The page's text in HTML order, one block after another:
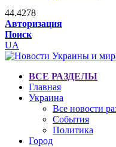
44.4278
Авторизация
Поиск
UA
ВСЕ РАЗДЕЛЫ
Главная
Украина
Все новости
События
Политика
Город